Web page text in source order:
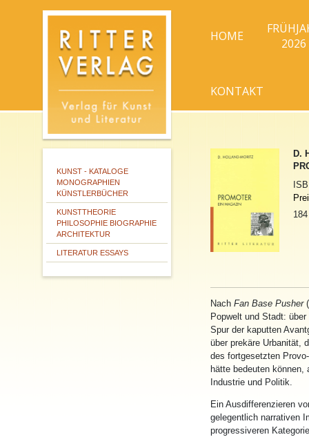
HOME
2026
KONTAKT
KUNST - KATALOGE
MONOGRAPHIEN
KÜNSTLERBÜCHER
KUNSTTHEORIE
PHILOSOPHIE BIOGRAPHIE
ARCHITEKTUR
LITERATUR ESSAYS
D.
Nach Fan Base Pusher
Popwelt und Stadt:
Spur der kaputten
über prekäre Urbanität,
des fortgesetzten
hätte bedeuten
Industrie und Politik.
Ein Ausdifferenzieren
gelegentlich narrativen
progressiveren